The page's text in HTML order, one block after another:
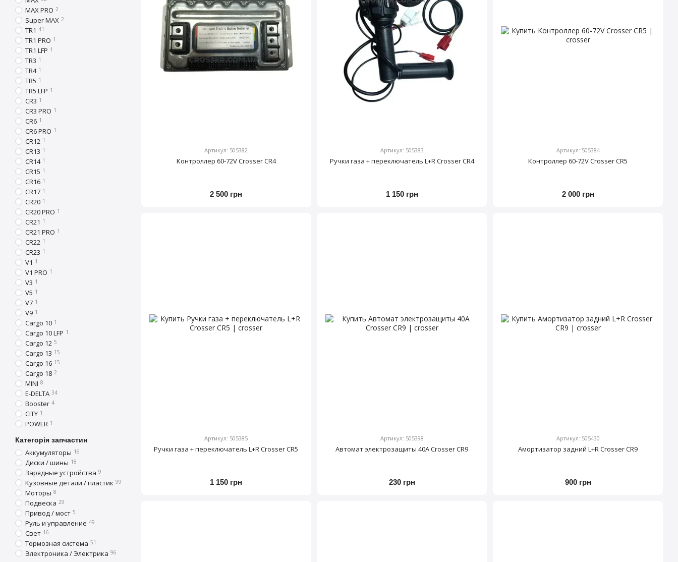
Артикул: 505382
Контроллер 60-72V Crosser CR4
2 500 грн
Артикул: 505383
Ручки газа + переключатель L+R Crosser CR4
1 150 грн
Артикул: 505384
Контроллер 60-72V Crosser CR5
2 000 грн
Артикул: 505385
Ручки газа + переключатель L+R Crosser CR5
1 150 грн
Артикул: 505398
Автомат электрозащиты 40А Crosser CR9
230 грн
Артикул: 505430
Амортизатор задний L+R Crosser CR9
900 грн
MAX PRO 2
Super MAX 2
TR1 41
TR1 PRO 1
TR1 LFP 1
TR3 1
TR4 1
TR5 1
TR5 LFP 1
CR3 1
CR3 PRO 1
CR6 1
CR6 PRO 1
CR12 1
CR13 1
CR14 1
CR15 1
CR16 1
CR17 1
CR20 1
CR20 PRO 1
CR21 1
CR21 PRO 1
CR22 1
CR23 1
V1 1
V1 PRO 1
V3 1
V5 1
V7 1
V9 1
Cargo 10 1
Cargo 10 LFP 1
Cargo 12 5
Cargo 13 15
Cargo 16 15
Cargo 18 2
MINI 8
E-DELTA 34
Booster 4
CITY 1
POWER 1
Категорія запчастин
Аккумуляторы 16
Диски / шины 18
Зарядные устройства 9
Кузовные детали / пластик 99
Моторы 8
Подвеска 29
Привод / мост 5
Руль и управление 49
Свет 16
Тормозная система 51
Электроника / Электрика 96